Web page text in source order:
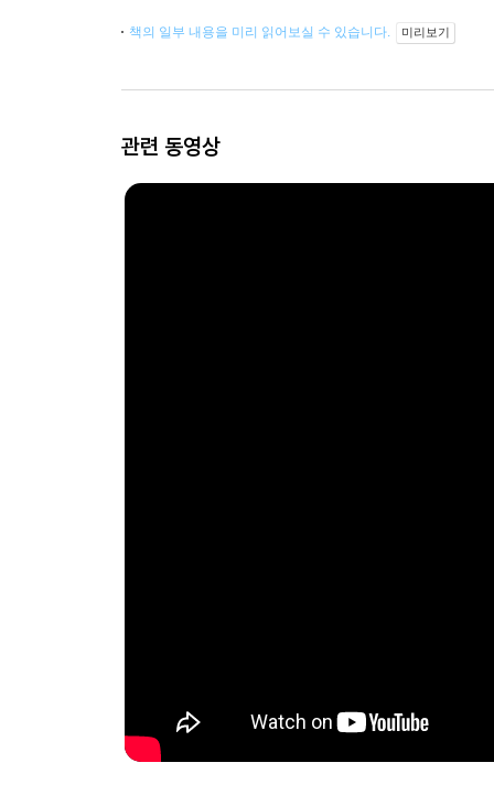
책의 일부 내용을 미리 읽어보실 수 있습니다. 미리보기
관련 동영상